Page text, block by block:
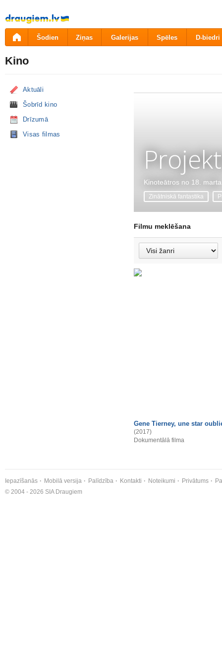
Pāriet
uz
saturu
Šodien Ziņas Galerijas Spēles D-biedri
Kino
Aktuāli
Šobrīd kino
Drīzumā
Visas filmas
Kinoteātros no 18. marta
Zinātniskā fantastika
Filmu meklēšana
Gene Tierney, une star
(2017)
Dokumentālā filma
Iepazīšanās Mobilā versija Palīdzība Kontakti Noteikumi Privātums
© 2004 - 2026 SIA Draugiem